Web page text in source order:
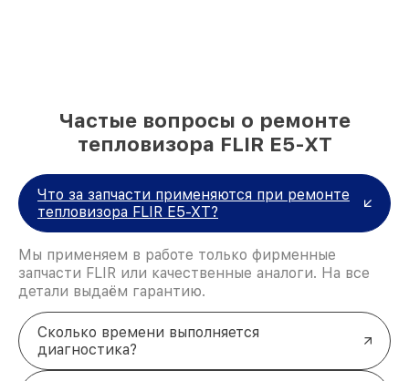
Частые вопросы о ремонте
тепловизора FLIR E5-XT
Что за запчасти применяются при ремонте
тепловизора FLIR E5-XT?
Мы применяем в работе только фирменные
запчасти FLIR или качественные аналоги. На все
детали выдаём гарантию.
Сколько времени выполняется
диагностика?